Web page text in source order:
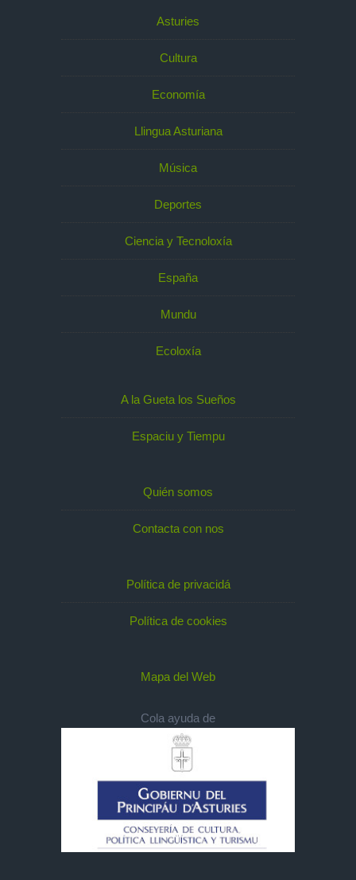
Asturies
Cultura
Economía
Llingua Asturiana
Música
Deportes
Ciencia y Tecnoloxía
España
Mundu
Ecoloxía
A la Gueta los Sueños
Espaciu y Tiempu
Quién somos
Contacta con nos
Política de privacidá
Política de cookies
Mapa del Web
Cola ayuda de